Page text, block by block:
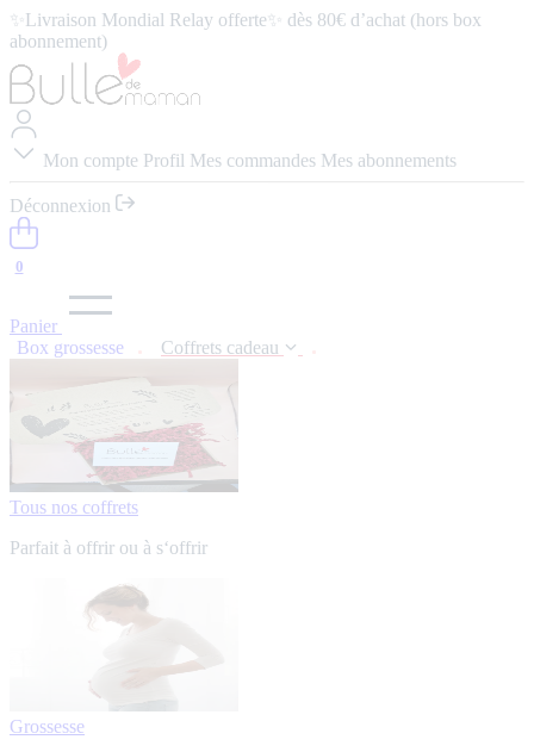
✨Livraison Mondial Relay offerte✨ dès 80€ d’achat (hors box
abonnement)
⭐️ 4,9/5 (57 avis google) ⭢
Mon compte Profil Mes commandes Mes abonnements
Déconnexion
0
Panier
Box grossesse
Coffrets cadeau
Tous nos coffrets
Parfait à offrir ou à s‘offrir
Grossesse